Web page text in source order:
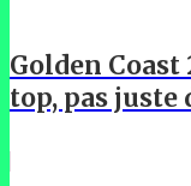
Golden Coast
top, pas juste